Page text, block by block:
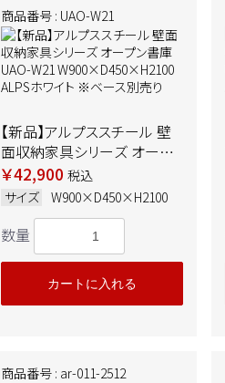
商品番号 : UAO-W21
【新品】アルプススチール 壁
面収納家具シリーズ オープ
ン書庫 UAO-W21
W900×D450×H2100 ALPS
￥42,900 税込
サイズ
W900×D450×H2100
数量
カートに入れる
商品番号 : ar-011-2512